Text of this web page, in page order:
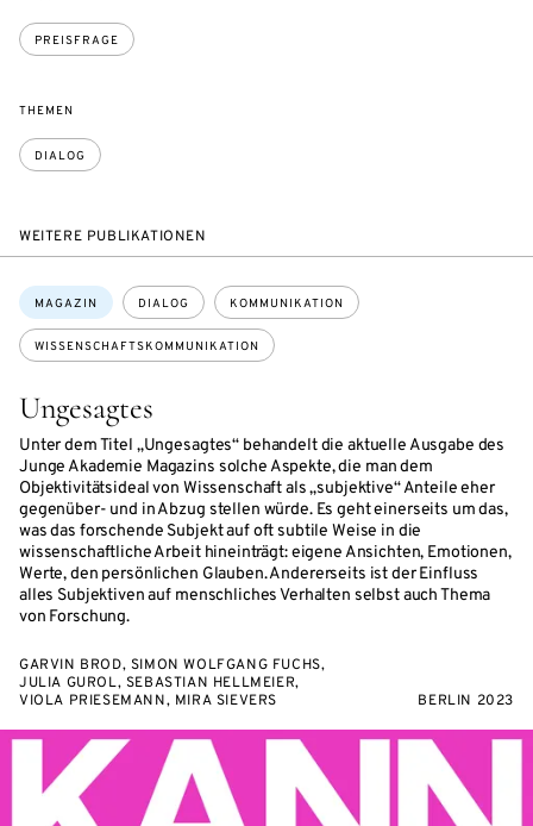
PREISFRAGE
THEMEN
DIALOG
WEITERE PUBLIKATIONEN
Ungesagtes
Unter dem Titel „Ungesagtes“ behandelt die aktuelle Ausgabe des
Junge Akademie Magazins solche Aspekte, die man dem
Objektivitätsideal von Wissenschaft als „subjektive“ Anteile eher
gegenüber- und in Abzug stellen würde. Es geht einerseits um das,
was das forschende Subjekt auf oft subtile Weise in die
wissenschaftliche Arbeit hineinträgt: eigene Ansichten, Emotionen,
Werte, den persönlichen Glauben. Andererseits ist der Einfluss
alles Subjektiven auf menschliches Verhalten selbst auch Thema
von Forschung.
Themen:
MAGAZIN DIALOG KOMMUNIKATION
WISSENSCHAFTSKOMMUNIKATION
GARVIN BROD, SIMON WOLFGANG FUCHS,
JULIA GUROL, SEBASTIAN HELLMEIER,
VIOLA PRIESEMANN, MIRA SIEVERS
BERLIN 2023